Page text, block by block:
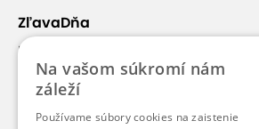
ZľavaDňa
Náš príbeh
Kontakt
Kariéra
Na vašom súkromí nám
záleží
Používame súbory cookies na zaistenie